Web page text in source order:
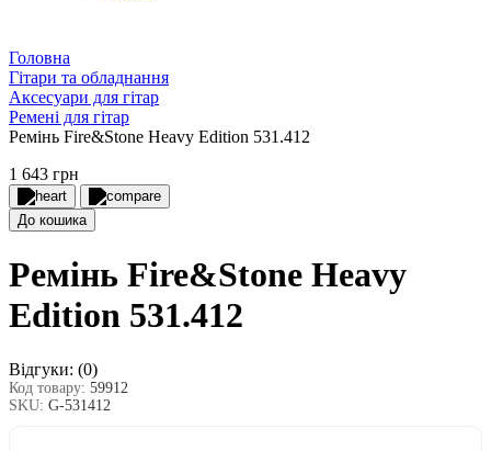
Головна
Гітари та обладнання
Аксесуари для гітар
Ремені для гітар
Ремінь Fire&Stone Heavy Edition 531.412
1 643 грн
До кошика
Ремінь Fire&Stone Heavy
Edition 531.412
Відгуки: (0)
Код товару: 59912
SKU: G-531412